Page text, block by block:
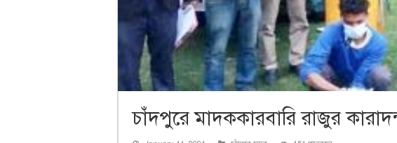
চাঁদপুরে মাদককারবারি রাজুর